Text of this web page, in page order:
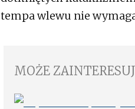
tempa wlewu nie
MOŻE